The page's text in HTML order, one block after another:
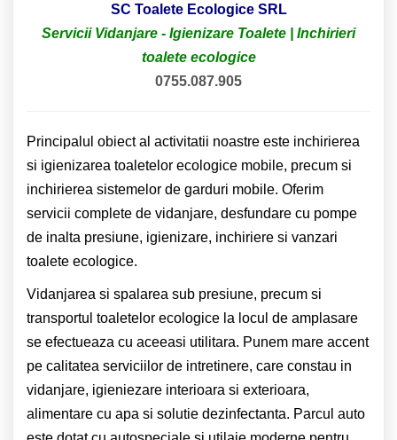
SC Toalete Ecologice SRL
Servicii Vidanjare - Igienizare Toalete | Inchirieri
toalete ecologice
0755.087.905
Principalul obiect al activitatii noastre este inchirierea
si igienizarea toaletelor ecologice mobile, precum si
inchirierea sistemelor de garduri mobile. Oferim
servicii complete de vidanjare, desfundare cu pompe
de inalta presiune, igienizare, inchiriere si vanzari
toalete ecologice.
Vidanjarea si spalarea sub presiune, precum si
transportul toaletelor ecologice la locul de amplasare
se efectueaza cu aceeasi utilitara. Punem mare accent
pe calitatea serviciilor de intretinere, care constau in
vidanjare, igieniezare interioara si exterioara,
alimentare cu apa si solutie dezinfectanta. Parcul auto